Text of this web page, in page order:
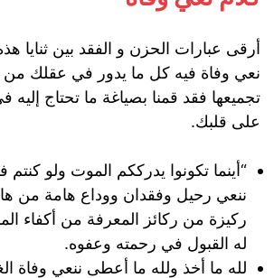
أرقى عبارات الحزن و الفقد بين ثنايا
نعي وفاة فيه كل ما يدور في عقلك من
تجميعها فقد قمنا بصياغة ما تحتاج إليه
على قلبك.
“أينما تكونوا يدرككم الموت ولو
ننعي رحيل وفقدان ووداع هامة من
ركيزة من ركائز المعرفة من أكفاء
له القبول في رحمته وعفوه.
لله ما أخذ ولله ما أعطى ننعي وفاة